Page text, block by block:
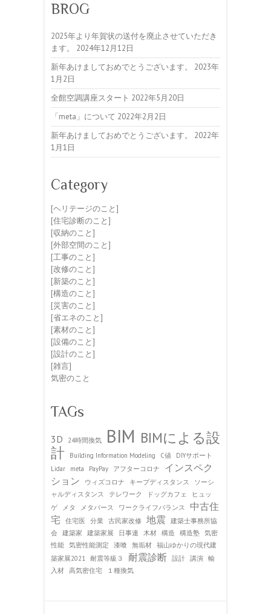
BROG
2025年より年賀状の送付を廃止させていただき
ます。
2024年12月12日
新年あけましておめでとうございます。
2023年
1月2日
全館空調講座スタート 2022年5月20日
「meta」について 2022年2月2日
新年あけましておめでとうございます。
2022年
1月1日
Category
[ヘリテージのこと]
[住宅診断のこと]
[収納のこと]
[外部空間のこと]
[工事のこと]
[改修のこと]
[新築のこと]
[構造のこと]
[災害のこと]
[省エネのこと]
[素材のこと]
[設備のこと]
[設計のこと]
[雑言]
気密のこと
TAGs
3D 24時間換気 BIM BIMによる設
計
Building Information Modeling C値
DIYサポート
Lidar
meta PayPay アフターコロナ
インスペク
ション
ウィズコロナ キープディスタンス
ソーシ
ャルディスタンス
テレワーク ドッグカフェ
ヒュッ
ゲ
メタ メタバース ワークライフバランス
中古住
宅
住宅医 分業 古民家改修 地震
建築士事務所協
会 建築家 建築家展 日事連 木材 構造 構造塾 気密
性能 気密性能測定 漆喰 無垢材 福山ゆかりの現代建
築家展2021 耐震等級３ 耐震診断 設計 講演 輸
入材 高気密住宅 １種換気